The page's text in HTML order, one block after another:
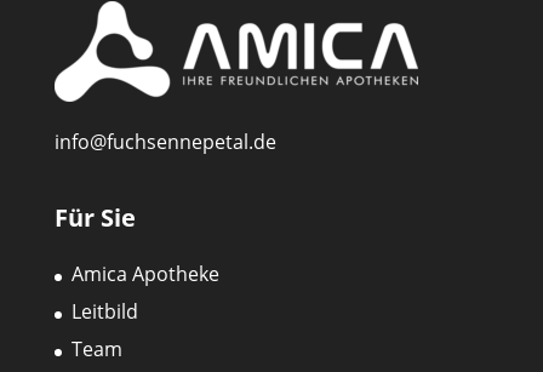
info@fuchsennepetal.de
Für Sie
Amica Apotheke
Leitbild
Team